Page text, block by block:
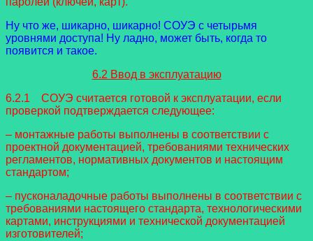
Ну что же, шикарно, шикарно! СОУЭ с четырьмя
уровнями доступа! Ну ладно, может быть, когда то
появится и такое.
6.2 Ввод в эксплуатацию
6.2.1 СОУЭ считается готовой к эксплуатации, если
проверкой подтверждается следующее:
– монтажные работы выполнены в соответствии с
проектной документацией, требованиями технических
регламентов, нормативных документов и настоящим
стандартом;
– пусконаладочные работы выполнены в соответствии с
требованиями настоящего стандарта, технологическими
картами, инструкциями и технической документацией
изготовителей;